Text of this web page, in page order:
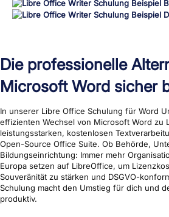
Die professionelle
Microsoft Word sicher
In unserer Libre Office Schulung für Word
effizienten Wechsel von Microsoft Word zu
leistungsstarken, kostenlosen
Open-Source Office Suite. Ob Behörde,
Bildungseinrichtung: Immer mehr
Europa setzen auf LibreOffice, um
Souveränität zu stärken und DSGVO-
Schulung macht den Umstieg für dich und
produktiv.